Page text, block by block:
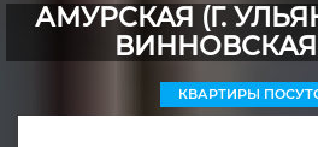
АМУРСКАЯ (Г.
КВАРТИРЫ